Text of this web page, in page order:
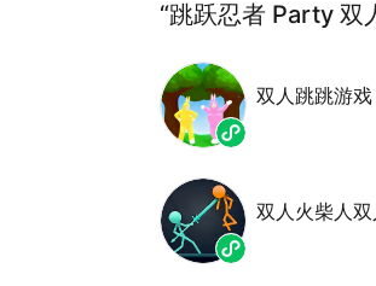
“跳跃忍者 Party 双
双人跳跳游戏
双人火柴人